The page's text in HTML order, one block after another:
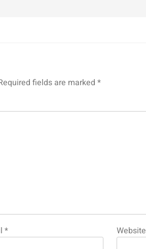
fields are marked *
* Website